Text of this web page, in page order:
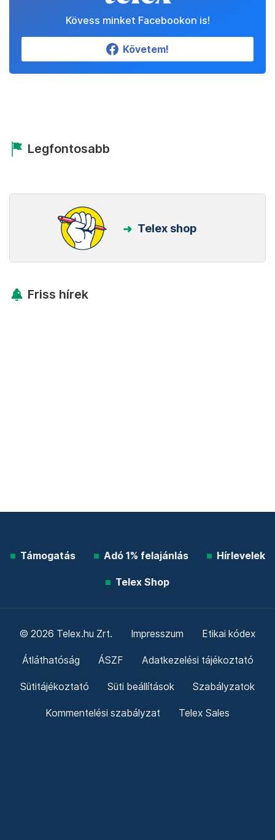
Kövess minket Facebookon is!
Követem!
Legfontosabb
Telex shop
Friss hírek
Támogatás Adó 1% felajánlás Hírlevelek
Telex Shop
© 2026 Telex.hu Zrt. Impresszum Etikai kódex
Átláthatóság ÁSZF Adatkezelési tájékoztató
Sütitájékoztató Süti beállítások Szabályzatok
Kommentelési szabályzat Telex Sales